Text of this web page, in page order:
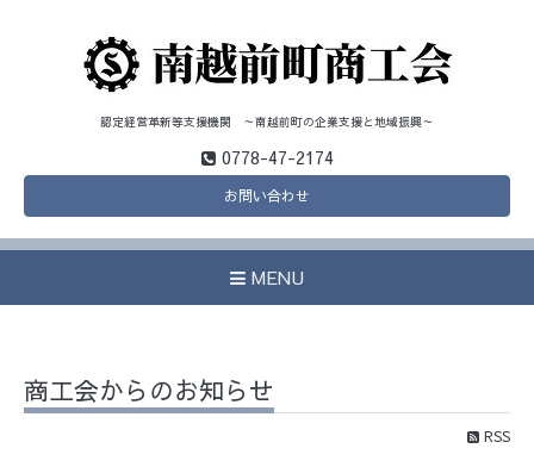
認定経営革新等支援機関 ～南越前町の企業支援と地域振興～
0778-47-2174
お問い合わせ
MENU
商工会からのお知らせ
RSS